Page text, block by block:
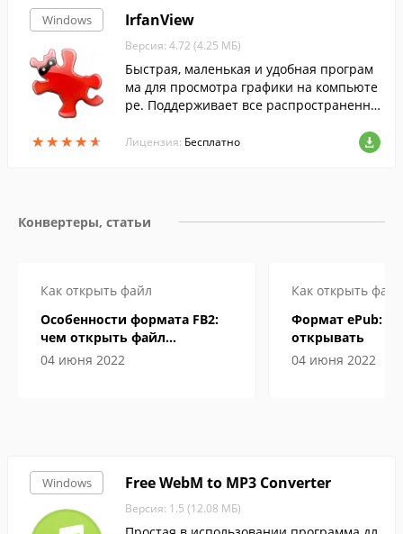
Windows
★★★★★
★★★★★
IrfanView
Версия: 4.72 (4.25 МБ)
Быстрая, маленькая и удобная програм
ма для просмотра графики на компьюте
ре. Поддерживает все распространенны
Лицензия: Бесплатно
Конвертеры, статьи
Как открыть файл
Особенности формата FB2:
чем открыть файл
электронной книги
04 июня 2022
Как открыть файл
Формат ePub:
открывать
04 июня 2022
Windows Free WebM to MP3 Converter
Версия: 1.5 (12.08 МБ)